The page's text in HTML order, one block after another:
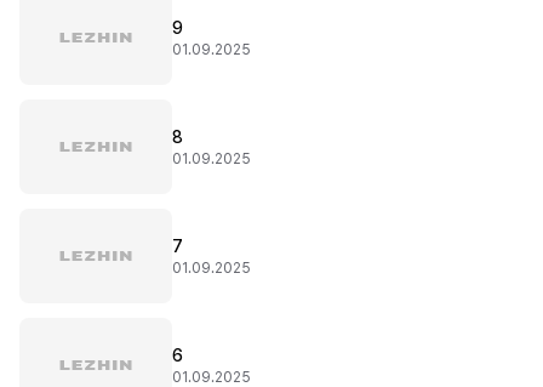
9
01.09.2025
8
01.09.2025
7
01.09.2025
6
01.09.2025